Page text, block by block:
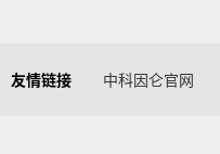
友情链接 中科因仑官网